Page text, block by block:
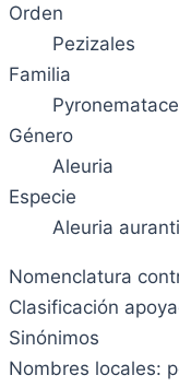
Orden
Pezizales
Familia
Género
Aleuria
Especie
Aleuria
Nomenclatura
Clasificación
Sinónimos
Nombres locales: